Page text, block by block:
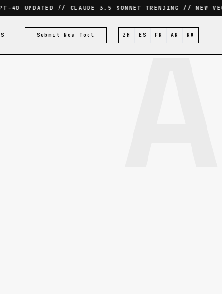
// CLAUDE 3.5 SONNET TRENDING // NEW
Submit New Tool ZH ES FR AR RU